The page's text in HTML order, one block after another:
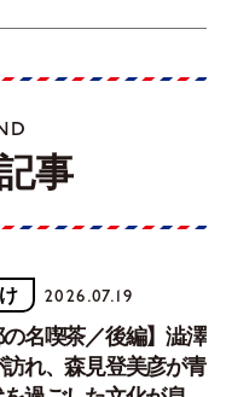
事
2026.07.19
の名喫茶／後編】澁澤
れ、森見登美彦が青